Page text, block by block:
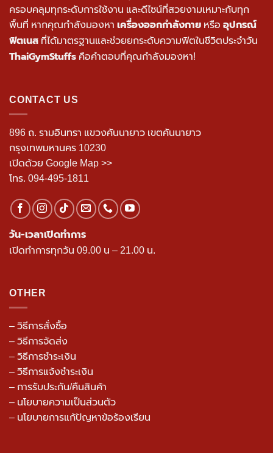
ครอบคลุมทุกระดับการใช้งาน และดีไซน์ที่สวยงามเหมาะกับทุก
พื้นที่ หากคุณกำลังมองหา เครื่องออกกำลังกาย หรือ อุปกรณ์
ฟิตเนส ที่ได้มาตรฐานและช่วยยกระดับความฟิตในชีวิตประจำวัน
ThaiGymStuffs คือคำตอบที่คุณกำลังมองหา!
CONTACT US
896 ถ. รามอินทรา แขวงคันนายาว เขตคันนายาว
กรุงเทพมหานคร 10230
เปิดด้วย Google Map >>
โทร. 094-495-1811
วัน-เวลาเปิดทำการ
เปิดทำการทุกวัน 09.00 น – 21.00 น.
OTHER
– วิธีการสั่งซื้อ
– วิธีการจัดส่ง
– วิธีการชำระเงิน
– วิธีการแจ้งชำระเงิน
– การรับประกัน/คืนสินค้า
– นโยบายความเป็นส่วนตัว
– นโยบายการแก้ปัญหาข้อร้องเรียน